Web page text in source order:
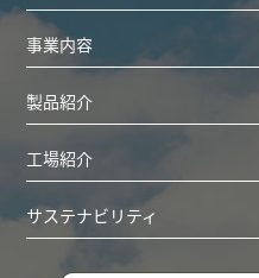
事業内容
製品紹介
工場紹介
サステナビリティ